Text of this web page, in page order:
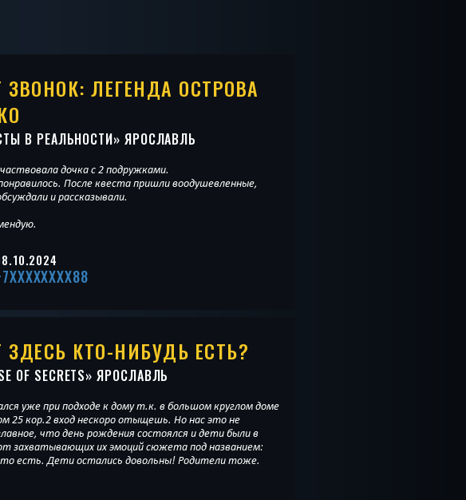
ЗВОНОК: ЛЕГЕНДА ОСТРОВА
В РЕАЛЬНОСТИ» ЯРОСЛАВЛЬ
дочка с 2 подружками.
После квеста пришли воодушевленные,
и рассказывали.
ЗДЕСЬ КТО-НИБУДЬ ЕСТЬ?
OF SECRETS» ЯРОСЛАВЛЬ
уже при подходе к дому т.к. в большом круглом доме
25 кор.2 вход нескоро отыщешь. Но нас это не
что день рождения состоялся и дети были в
захватывающих их эмоций сюжета под названием:
есть. Дети остались довольны! Родители тоже.